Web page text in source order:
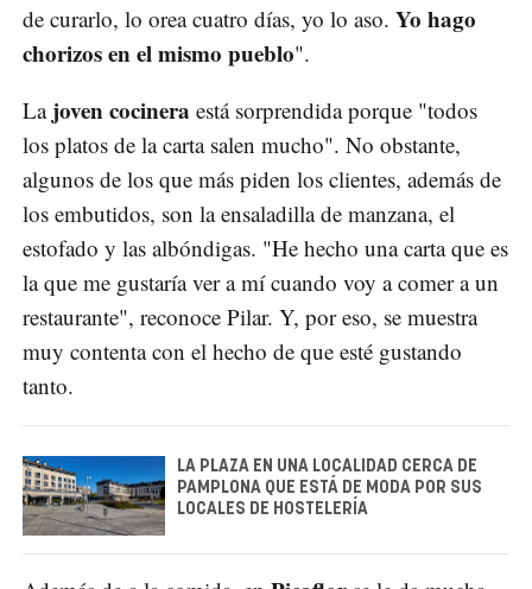
de curarlo, lo orea cuatro días, yo lo aso. Yo hago
chorizos en el mismo pueblo".
Lajoven cocinera está sorprendida porque "todos
los platos de la carta salen mucho". No obstante,
algunos de los que más piden los clientes, además de
los embutidos, son la ensaladilla de manzana, el
estofado y las albóndigas. "He hecho una carta que es
la que me gustaría ver a mí cuando voy a comer a un
restaurante", reconoce Pilar. Y, por eso, se muestra
muy contenta con el hecho de que esté gustando
tanto.
LA PLAZA EN UNA LOCALIDAD CERCA DE
PAMPLONA QUE ESTÁ DE MODA POR SUS
LOCALES DE HOSTELERÍA